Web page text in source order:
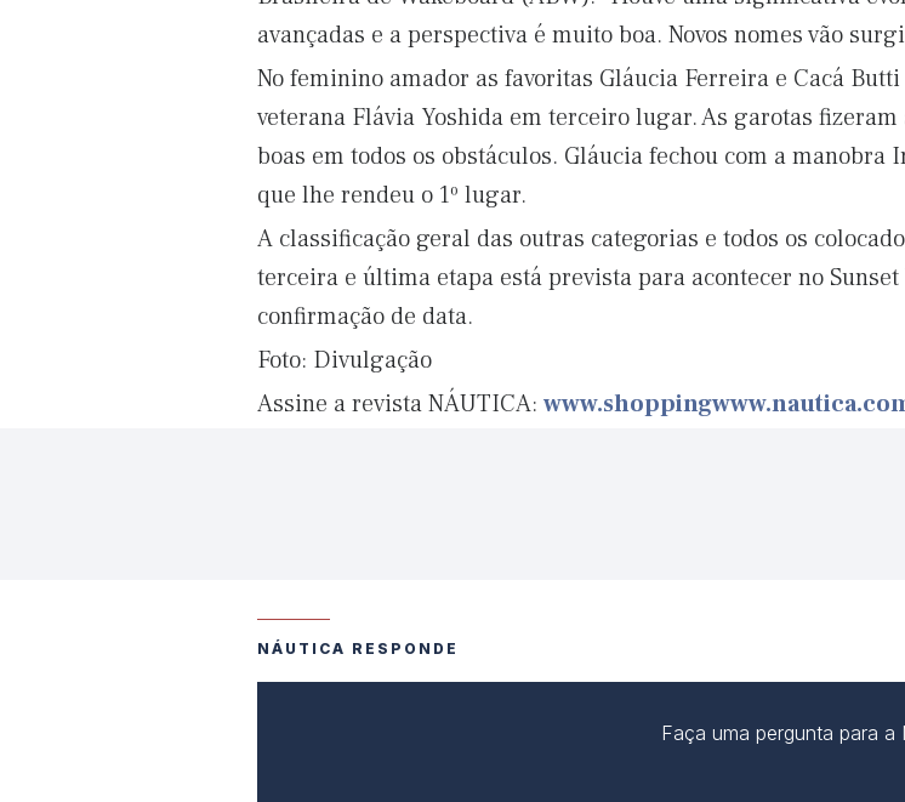
avançadas e a perspectiva é muito boa. Novos nomes vão
No feminino amador as favoritas Gláucia Ferreira e Cacá
veterana Flávia Yoshida em terceiro lugar. As garotas
boas em todos os obstáculos. Gláucia fechou com a
que lhe rendeu o 1º lugar.
A classificação geral das outras categorias e todos os
terceira e última etapa está prevista para acontecer no
confirmação de data.
Foto: Divulgação
Assine a revista NÁUTICA:
NÁUTICA RESPONDE
Faça uma pergunta para a